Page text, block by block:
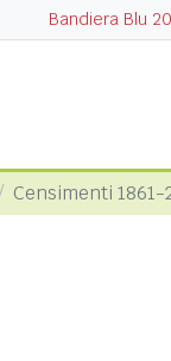
Bandiera Blu
Censimenti 1861-